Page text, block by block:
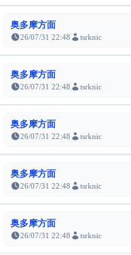
奥多摩方面
26/07/31 22:48 tsrknic
奥多摩方面
26/07/31 22:48 tsrknic
奥多摩方面
26/07/31 22:48 tsrknic
奥多摩方面
26/07/31 22:48 tsrknic
奥多摩方面
26/07/31 22:48 tsrknic